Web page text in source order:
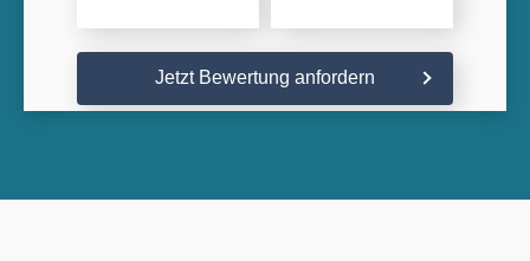
Jetzt Bewertung anfordern